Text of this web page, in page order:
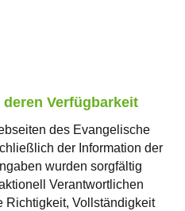
Verfügbarkeit
des Evangelische
der Information der
wurden sorgfältig
Verantwortlichen
Richtigkeit, Vollständigkeit